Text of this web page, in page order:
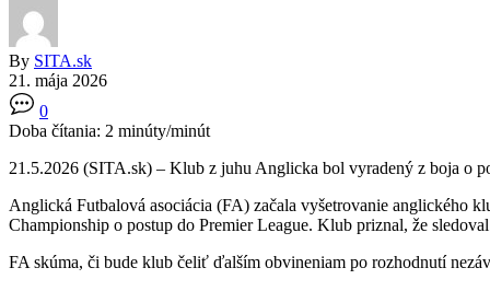
By SITA.sk
21. mája 2026
0
Doba čítania: 2 minúty/minút
21.5.2026 (SITA.sk) – Klub z juhu Anglicka bol vyradený z boja o
Anglická Futbalová asociácia (FA) začala vyšetrovanie anglického
Championship o postup do Premier League. Klub priznal, že
FA skúma, či bude klub čeliť ďalším obvineniam po rozhodnutí